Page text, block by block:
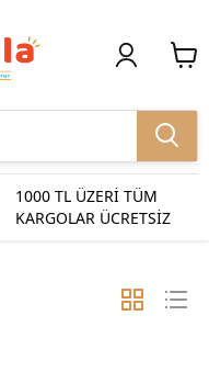
1000 TL ÜZERİ TÜM
KARGOLAR ÜCRETSİZ